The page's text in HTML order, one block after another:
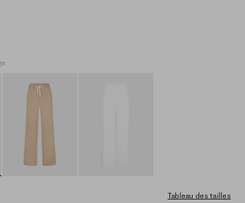
Tableau des tailles